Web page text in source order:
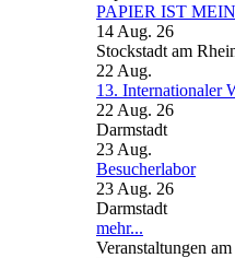
PAPIER IST
14 Aug. 26
Stockstadt am
22 Aug.
13. Internationaler
22 Aug. 26
Darmstadt
23 Aug.
Besucherlabor
23 Aug. 26
Darmstadt
mehr...
Veranstaltungen